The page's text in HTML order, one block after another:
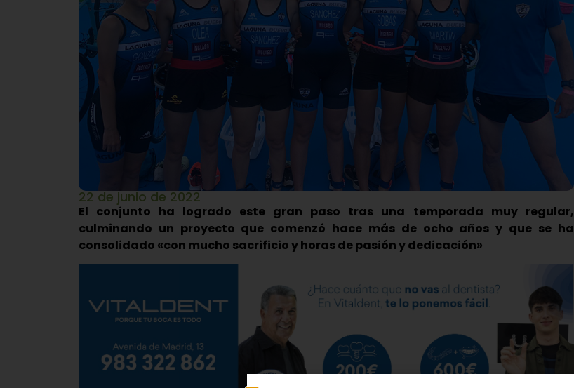
22 de junio de 2022
El conjunto ha logrado este gran paso tras una temporada muy regular,
culminando un proyecto que comenzó hace más de ocho años y que se ha
consolidado «con mucho sacrificio y horas de pasión y dedicación»